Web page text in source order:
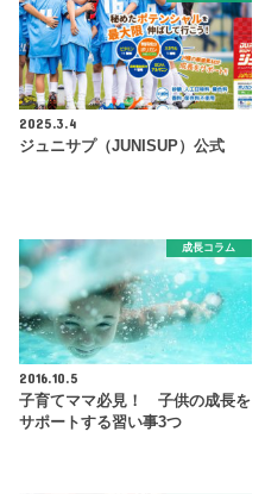
2025.3.4
ジュニサプ（JUNISUP）公式
成長コラム
2016.10.5
子育てママ必見！ 子供の成長を
サポートする習い事3つ